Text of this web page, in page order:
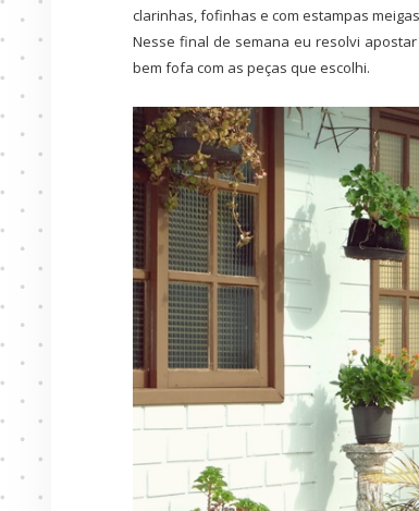
clarinhas, fofinhas e com estampas
Nesse final de semana eu resolvi
bem fofa com as peças que escolhi.